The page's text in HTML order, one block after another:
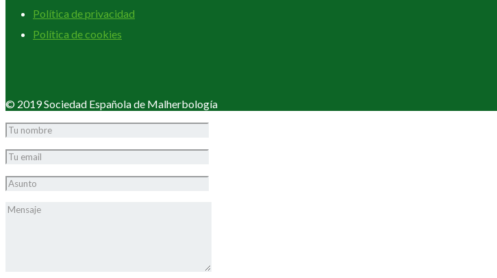
Política de privacidad
Política de cookies
© 2019 Sociedad Española de Malherbología